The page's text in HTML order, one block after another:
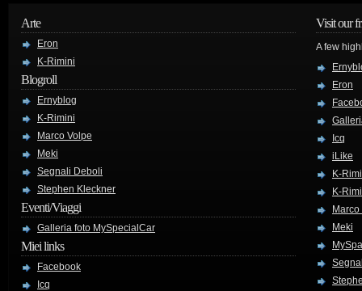
Arte
Eron
K-Rimini
Blogroll
Ernyblog
K-Rimini
Marco Volpe
Meki
Segnali Deboli
Stephen Kleckner
Eventi/Viaggi
Galleria foto MySpecialCar
Miei links
Facebook
Icq
Visit our
A few
Eron
Icq
iLike
K-
K-
Meki